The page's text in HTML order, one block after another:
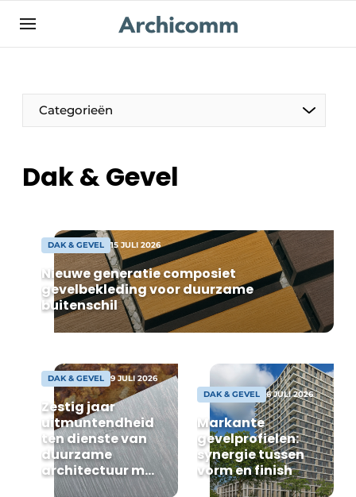
NL be-FR
Categorieën
Dak & Gevel
DAK & GEVEL 15 JULI 2026
Nieuwe generatie composiet
gevelbekleding voor duurzame
buitenschil
DAK & GEVEL 9 JULI 2026
Zestig jaar
uitmuntendheid
ten dienste van
duurzame
architectuur met
zink
DAK & GEVEL 6 JULI 2026
Markante
gevelprofielen:
synergie tussen
vorm en finish